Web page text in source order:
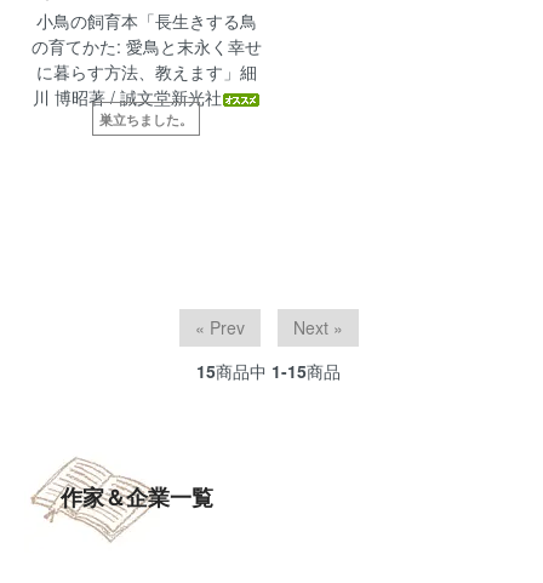
小鳥の飼育本「長生きする鳥
の育てかた: 愛鳥と末永く幸せ
に暮らす方法、教えます」細
川 博昭著 / 誠文堂新光社
巣立ちました。
« Prev
Next »
15商品中 1-15商品
作家＆企業一覧